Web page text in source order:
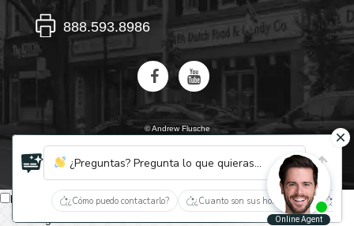
888.593.8986
© Andrew Flusche
IA, descubre quiénes son Flusche y Fitzgerald
¿Preguntas? Pregunta lo que quieras...
¿Cómo puedo contactarlo? ¿Cuanto son sus honorarios?
Español